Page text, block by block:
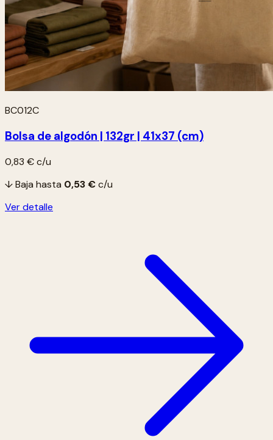
BC012C
Bolsa de algodón | 132gr | 41x37 (cm)
0,83 €c/u
↓ Baja hasta 0,53 €c/u
Ver detalle